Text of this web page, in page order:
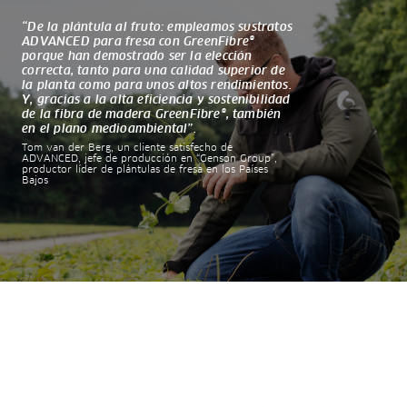
“De la plántula al fruto: empleamos sustratos
ADVANCED para fresa con GreenFibre®
porque han demostrado ser la elección
correcta, tanto para una calidad superior de
la planta como para unos altos rendimientos.
Y, gracias a la alta eficiencia y sostenibilidad
de la fibra de madera GreenFibre®, también
en el plano medioambiental”.
Tom van der Berg, un cliente satisfecho de
ADVANCED, jefe de producción en “Genson Group”,
productor líder de plántulas de fresa en los Países
Bajos